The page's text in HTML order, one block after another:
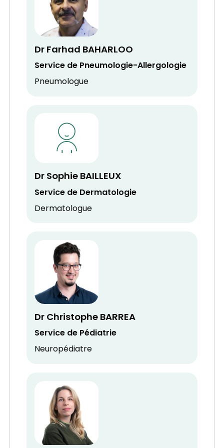
Dr Farhad BAHARLOO
Service de Pneumologie-Allergologie
Pneumologue
Dr Sophie BAILLEUX
Service de Dermatologie
Dermatologue
Dr Christophe BARREA
Service de Pédiatrie
Neuropédiatre